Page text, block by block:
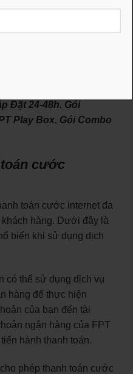
Quốc 】 Dang ky mang
Đặt 24-48h. Gói
Play Box. Gói Combo
cước
toán cước internet đa
hàng. Dưới đây là
biến khi sử dụng dịch
có thể sử dụng dịch vụ
hàng để thực hiện
của bạn đến tài
ngân hàng của FPT
hành thanh toán.
phép thanh toán cước